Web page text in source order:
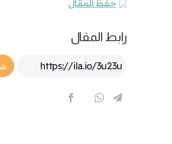
حفظ المقال
رابط المقال